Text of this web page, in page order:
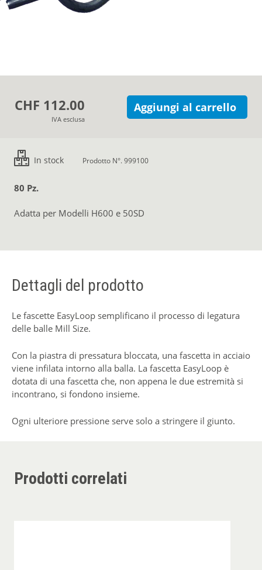
CHF 112.00
IVA esclusa
Aggiungi al carrello
In stock Prodotto N°. 999100
80 Pz.
Adatta per Modelli H600 e 50SD
Dettagli del prodotto
Le fascette EasyLoop semplificano il processo di legatura
delle balle Mill Size.
Con la piastra di pressatura bloccata, una fascetta in acciaio
viene infilata intorno alla balla. La fascetta EasyLoop è
dotata di una fascetta che, non appena le due estremità si
incontrano, si fondono insieme.
Ogni ulteriore pressione serve solo a stringere il giunto.
Prodotti correlati